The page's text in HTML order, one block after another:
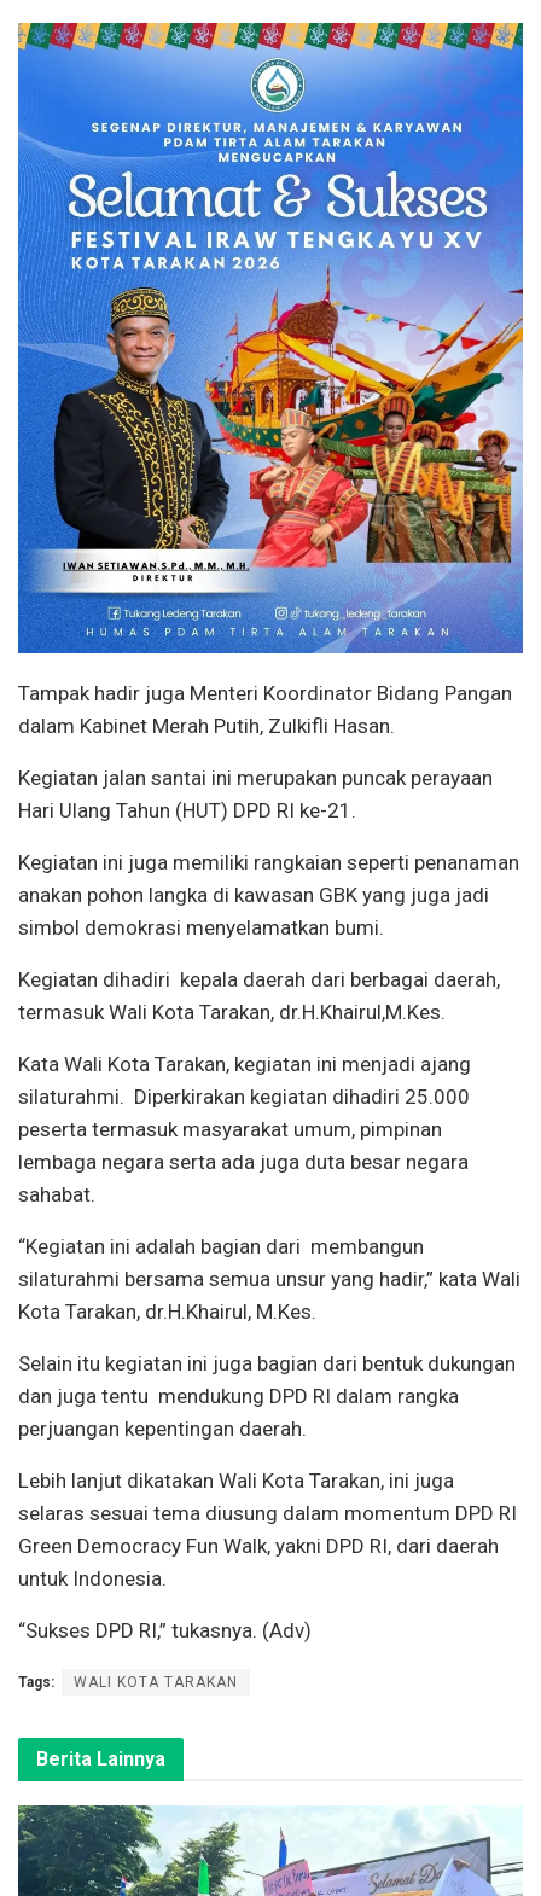
Tampak hadir juga Menteri Koordinator Bidang Pangan
dalam Kabinet Merah Putih, Zulkifli Hasan.
Kegiatan jalan santai ini merupakan puncak perayaan
Hari Ulang Tahun (HUT) DPD RI ke-21.
Kegiatan ini juga memiliki rangkaian seperti penanaman
anakan pohon langka di kawasan GBK yang juga jadi
simbol demokrasi menyelamatkan bumi.
Kegiatan dihadiri kepala daerah dari berbagai daerah,
termasuk Wali Kota Tarakan, dr.H.Khairul,M.Kes.
Kata Wali Kota Tarakan, kegiatan ini menjadi ajang
silaturahmi. Diperkirakan kegiatan dihadiri 25.000
peserta termasuk masyarakat umum, pimpinan
lembaga negara serta ada juga duta besar negara
sahabat.
“Kegiatan ini adalah bagian dari membangun
silaturahmi bersama semua unsur yang hadir,” kata Wali
Kota Tarakan, dr.H.Khairul, M.Kes.
Selain itu kegiatan ini juga bagian dari bentuk dukungan
dan juga tentu mendukung DPD RI dalam rangka
perjuangan kepentingan daerah.
Lebih lanjut dikatakan Wali Kota Tarakan, ini juga
selaras sesuai tema diusung dalam momentum DPD RI
Green Democracy Fun Walk, yakni DPD RI, dari daerah
untuk Indonesia.
“Sukses DPD RI,” tukasnya. (Adv)
Tags: WALI KOTA TARAKAN
Berita Lainnya